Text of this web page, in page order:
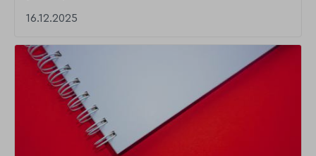
16.12.2025